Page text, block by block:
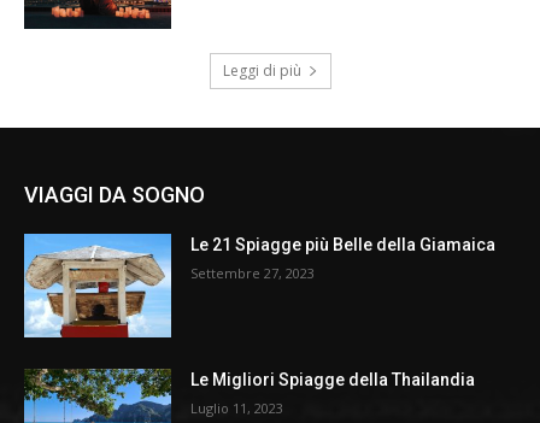
Leggi di più
VIAGGI DA SOGNO
Le 21 Spiagge più Belle della Giamaica
Settembre 27, 2023
Le Migliori Spiagge della Thailandia
Luglio 11, 2023